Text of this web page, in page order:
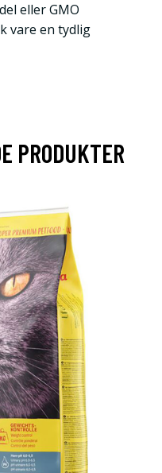
eller GMO
vare en tydlig
PRODUKTER